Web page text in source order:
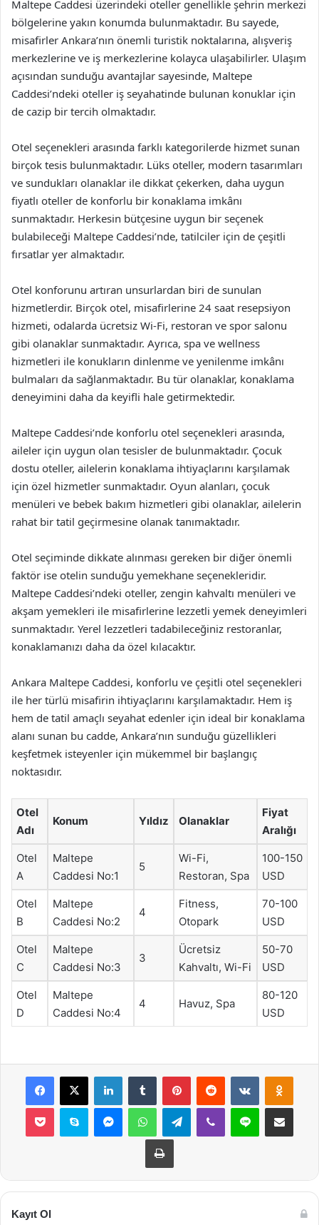
Maltepe Caddesi üzerindeki oteller genellikle şehrin merkezi
bölgelerine yakın konumda bulunmaktadır. Bu sayede,
misafirler Ankara’nın önemli turistik noktalarına, alışveriş
merkezlerine ve iş merkezlerine kolayca ulaşabilirler. Ulaşım
açısından sunduğu avantajlar sayesinde, Maltepe
Caddesi’ndeki oteller iş seyahatinde bulunan konuklar için
de cazip bir tercih olmaktadır.
Otel seçenekleri arasında farklı kategorilerde hizmet sunan
birçok tesis bulunmaktadır. Lüks oteller, modern tasarımları
ve sundukları olanaklar ile dikkat çekerken, daha uygun
fiyatlı oteller de konforlu bir konaklama imkânı
sunmaktadır. Herkesin bütçesine uygun bir seçenek
bulabileceği Maltepe Caddesi’nde, tatilciler için de çeşitli
fırsatlar yer almaktadır.
Otel konforunu artıran unsurlardan biri de sunulan
hizmetlerdir. Birçok otel, misafirlerine 24 saat resepsiyon
hizmeti, odalarda ücretsiz Wi-Fi, restoran ve spor salonu
gibi olanaklar sunmaktadır. Ayrıca, spa ve wellness
hizmetleri ile konukların dinlenme ve yenilenme imkânı
bulmaları da sağlanmaktadır. Bu tür olanaklar, konaklama
deneyimini daha da keyifli hale getirmektedir.
Maltepe Caddesi’nde konforlu otel seçenekleri arasında,
aileler için uygun olan tesisler de bulunmaktadır. Çocuk
dostu oteller, ailelerin konaklama ihtiyaçlarını karşılamak
için özel hizmetler sunmaktadır. Oyun alanları, çocuk
menüleri ve bebek bakım hizmetleri gibi olanaklar, ailelerin
rahat bir tatil geçirmesine olanak tanımaktadır.
Otel seçiminde dikkate alınması gereken bir diğer önemli
faktör ise otelin sunduğu yemekhane seçenekleridir.
Maltepe Caddesi’ndeki oteller, zengin kahvaltı menüleri ve
akşam yemekleri ile misafirlerine lezzetli yemek deneyimleri
sunmaktadır. Yerel lezzetleri tadabileceğiniz restoranlar,
konaklamanızı daha da özel kılacaktır.
Ankara Maltepe Caddesi, konforlu ve çeşitli otel seçenekleri
ile her türlü misafirin ihtiyaçlarını karşılamaktadır. Hem iş
hem de tatil amaçlı seyahat edenler için ideal bir konaklama
alanı sunan bu cadde, Ankara’nın sunduğu güzellikleri
keşfetmek isteyenler için mükemmel bir başlangıç
noktasıdır.
Otel
Adı
Konum Yıldız Olanaklar
Fiyat
Aralığı
Otel
A
Maltepe
Caddesi No:1
5
Wi-Fi,
Restoran, Spa
100-150
USD
Otel
B
Maltepe
Caddesi No:2
4
Fitness,
Otopark
70-100
USD
Otel
C
Maltepe
Caddesi No:3
3
Ücretsiz
Kahvaltı, Wi-Fi
50-70
USD
Otel
D
Maltepe
Caddesi No:4
4 Havuz, Spa
80-120
USD
Facebook
X LinkedInTumblr PinterestReddit VKontakte
Pocket Skype MessengerWhatsAppTelegramViber Line E-Posta ile
Yazdır
Kayıt Ol